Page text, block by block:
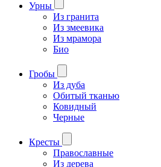
Урны
Из гранита
Из змеевика
Из мрамора
Био
Гробы
Из дуба
Обитый тканью
Ковидный
Черные
Кресты
Православные
Из дерева